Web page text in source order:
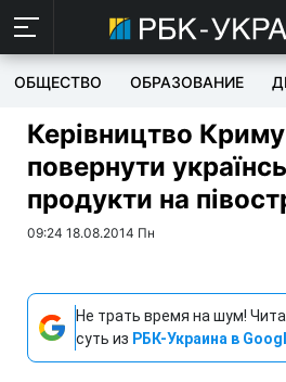
ОБЩЕСТВО ОБРАЗОВАНИЕ
Керівництво
повернути
продукти на
09:24 18.08.2014 Пн
Не трать время на шум!
суть из РБК-Украина в